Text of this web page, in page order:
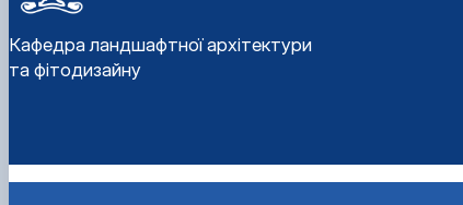
Кафедра ландшафтної архітектури
та фітодизайну